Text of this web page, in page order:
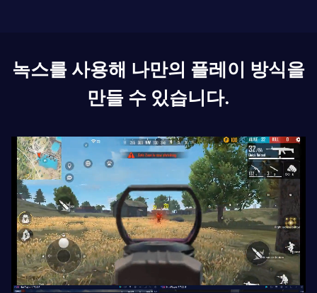
녹스를 사용해 나만의 플레이 방식을
만들 수 있습니다.